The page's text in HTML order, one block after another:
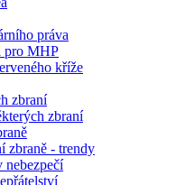
práva
pro MHP
kříže
zbraní
zbraní
zbraně - trendy
nebezpečí